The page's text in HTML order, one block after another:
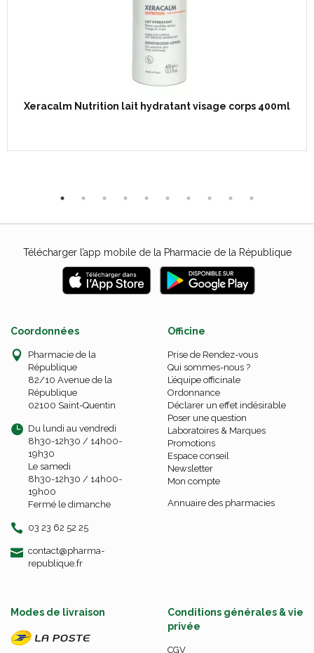
Xeracalm Nutrition lait hydratant visage corps 400ml
Télécharger l’app mobile de la Pharmacie de la République
Coordonnées
Pharmacie de la
République
82/10 Avenue de la
République
02100 Saint-Quentin
Du lundi au vendredi
8h30-12h30 / 14h00-
19h30
Le samedi
8h30-12h30 / 14h00-
19h00
Fermé le dimanche
03 23 62 52 25
contact-
@-
pharma-
republique.fr
Officine
Prise de Rendez-vous
Qui sommes-nous ?
L’équipe officinale
Ordonnance
Déclarer un effet indésirable
Poser une question
Laboratoires & Marques
Promotions
Espace conseil
Newsletter
Mon compte
Annuaire des pharmacies
Modes de livraison
Conditions générales & vie
privée
CGV